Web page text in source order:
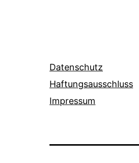
Datenschutz
Haftungsausschluss
Impressum